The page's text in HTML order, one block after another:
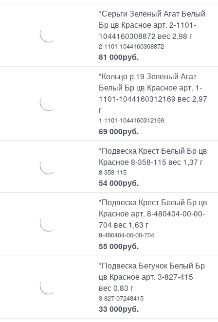
*Серьги Зеленый Агат Белый
Бр цв Красное арт. 2-1101-
1044160308872 вес 2,98 г
2-1101-1044160308872
81 000руб.
*Кольцо р.19 Зеленый Агат
Белый Бр цв Красное арт. 1-
1101-1044160312169 вес 2,97
г
1-1101-1044160312169
69 000руб.
*Подвеска Крест Белый Бр цв
Красное 8-358-115 вес 1,37 г
8-358-115
54 000руб.
*Подвеска Крест Белый Бр цв
Красное арт. 8-480404-00-00-
704 вес 1,63 г
8-480404-00-00-704
55 000руб.
*Подвеска Бегунок Белый Бр
цв Красное арт. 3-827-415
вес 0,83 г
3-827-07248415
33 000руб.